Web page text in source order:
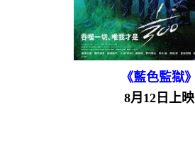
《藍色監獄》
8月12日上映